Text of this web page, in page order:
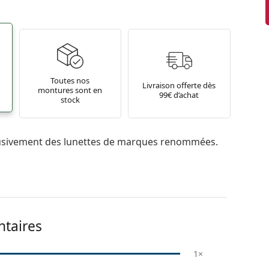
Toutes nos
montures sont en
stock
Livraison offerte dès
99€ d’achat
des lunettes de marques renommées.
1×